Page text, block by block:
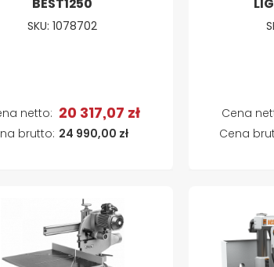
SKU: 1078702
24 990,00 zł
20 317,07 zł
Dodaj do koszyka